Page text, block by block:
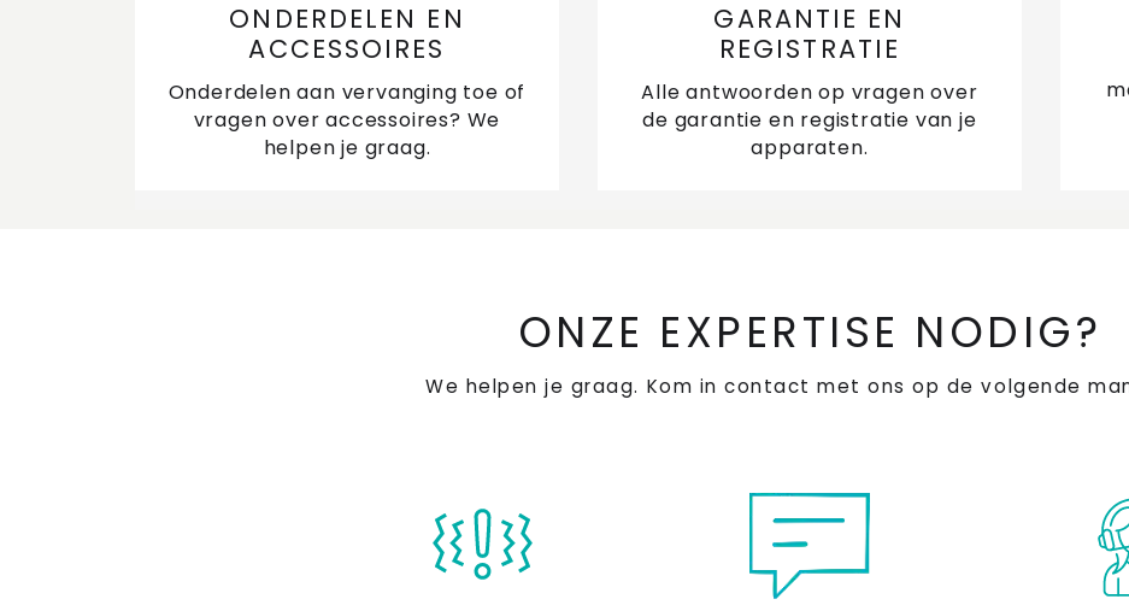
ONDERDELEN EN
ACCESSOIRES
Onderdelen aan vervanging toe of
vragen over accessoires? We
helpen je graag.
GARANTIE EN
REGISTRATIE
Alle antwoorden op vragen over
de garantie en registratie van je
apparaten.
ONZE EXPERTISE NODIG?
We helpen je graag. Kom in contact met ons op de volgende